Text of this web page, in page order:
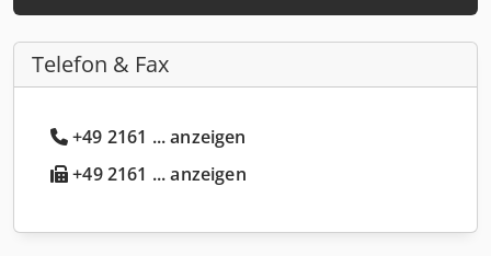
Telefon & Fax
+49 2161 ... anzeigen
+49 2161 ... anzeigen